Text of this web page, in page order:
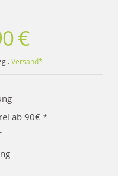
€
Versand*
ab 90€ *